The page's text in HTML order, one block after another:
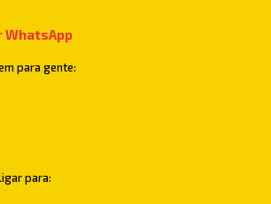
WhatsApp
para gente:
para: